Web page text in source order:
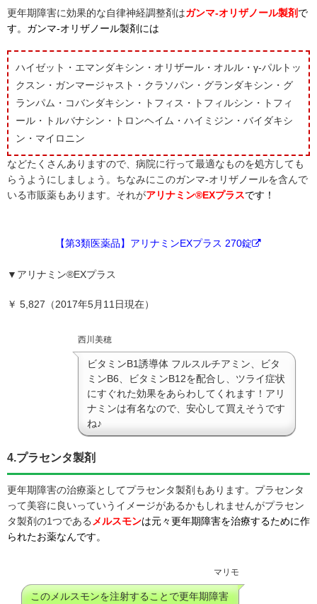
更年期障害に効果的な自律神経調整剤はガンマ-オリザノール製剤で
す。ガンマ-オリザノール製剤には
ハイゼット・エマンダキシン・オリザール・オルル・γ-パルトッ
クスン・ガンマージャスト・クラソパン・グランダキシン・グ
ランパム・コバンダキシン・トフィス・トフィルシン・トフィ
ール・トルバナシン・トロンヘイム・ハイミジン・バイダキシ
ン・マイロニン
などたくさんありますので、病院に行って最適なものを処方しても
らうようにしましょう。ちなみにこのガンマ-オリザノールを含んで
いる市販薬もあります。それがアリナミン®EXプラスです！
【第3類医薬品】アリナミンEXプラス 270錠
▼アリナミン®EXプラス
￥ 5,827（2017年5月11日現在）
西川美穂
ビタミンB1誘導体 フルスルチアミン、ビタ
ミンB6、ビタミンB12を配合し、ツライ症状
にすぐれた効果をあらわしてくれます！アリ
ナミンは有名なので、安心して買えそうです
ね♪
4.プラセンタ製剤
更年期障害の治療薬としてプラセンタ製剤もあります。プラセンタ
って美容に良いっていうイメージがあるかもしれませんがプラセン
タ製剤の1つである メルスモンは元々更年期障害を治療するために作
られたお薬なんです。
マリモ
このメルスモンを注射することで更年期障害